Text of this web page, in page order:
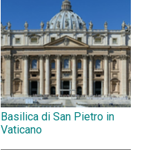
Basilica di San Pietro in
Vaticano